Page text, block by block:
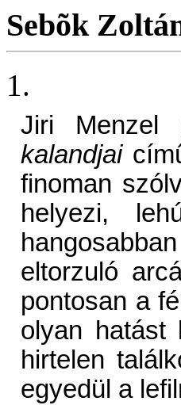
Sebõk
1.
Jiri Menzel
kalandjai
finoman
helyezi,
eltorzuló
pontosan a
olyan hatást
hirtelen
egyedül a